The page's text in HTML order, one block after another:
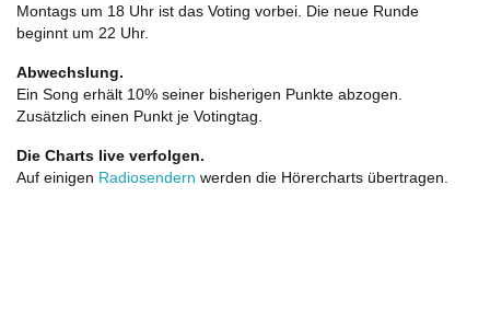
Montags um 18 Uhr ist das Voting vorbei. Die neue Runde
beginnt um 22 Uhr.
Abwechslung.
Ein Song erhält 10% seiner bisherigen Punkte abzogen.
Zusätzlich einen Punkt je Votingtag.
Die Charts live verfolgen.
Auf einigen Radiosendern werden die Hörercharts übertragen.